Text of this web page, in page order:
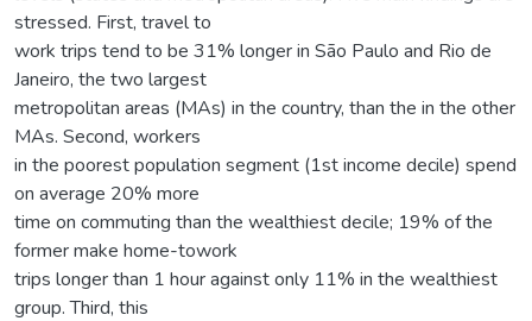
stressed. First, travel to
work trips tend to be 31% longer in São Paulo and Rio de
Janeiro, the two largest
metropolitan areas (MAs) in the country, than the in the other
MAs. Second, workers
in the poorest population segment (1st income decile) spend
on average 20% more
time on commuting than the wealthiest decile; 19% of the
former make home-towork
trips longer than 1 hour against only 11% in the wealthiest
group. Third, this